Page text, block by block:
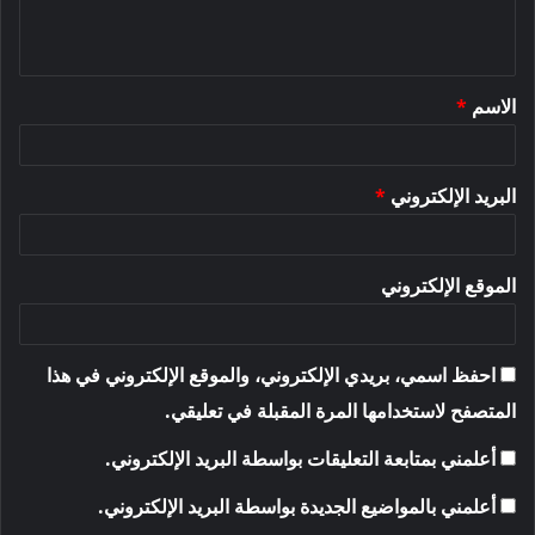
*
الاسم *
البريد الإلكتروني *
الموقع الإلكتروني
احفظ اسمي، بريدي الإلكتروني، والموقع الإلكتروني في هذا
المتصفح لاستخدامها المرة المقبلة في تعليقي.
أعلمني بمتابعة التعليقات بواسطة البريد الإلكتروني.
أعلمني بالمواضيع الجديدة بواسطة البريد الإلكتروني.